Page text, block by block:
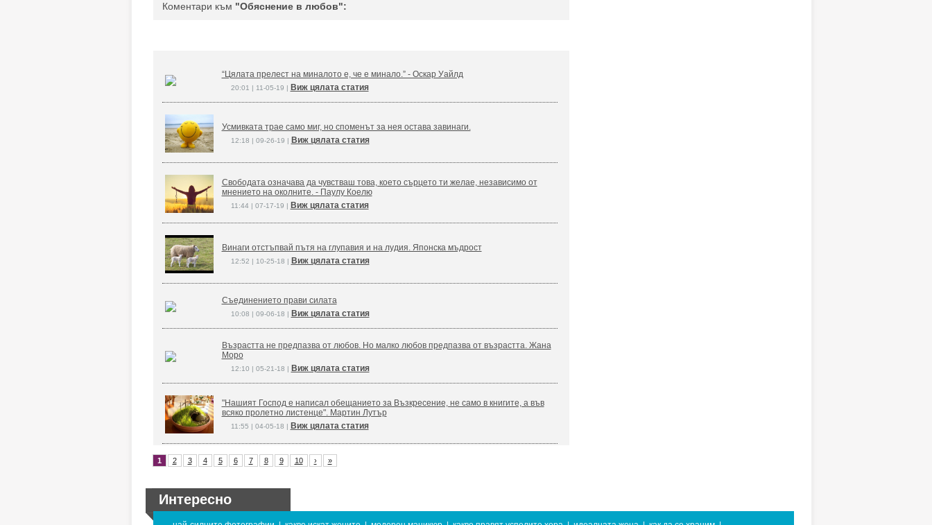
Коментари към "Обяснение в любов":
“Цялата прелест на миналото е, че е минало.” - Оскар Уайлд
20:01 | 11-05-19 | Виж цялата статия
Усмивката трае само миг, но споменът за нея остава завинаги.
12:18 | 09-26-19 | Виж цялата статия
Свободата означава да чувстваш това, което сърцето ти желае, независимо от
мнението на околните. - Паулу Коелю
11:44 | 07-17-19 | Виж цялата статия
Винаги отстъпвай пътя на глупавия и на лудия. Японска мъдрост
12:52 | 10-25-18 | Виж цялата статия
Съединението прави силата
10:08 | 09-06-18 | Виж цялата статия
Възрастта не предпазва от любов. Но малко любов предпазва от възрастта. Жана
Моро
12:10 | 05-21-18 | Виж цялата статия
"Нашият Господ е написал обещанието за Възкресение, не само в книгите, а във
всяко пролетно листенце". Мартин Лутър
11:55 | 04-05-18 | Виж цялата статия
1 2 3 4 5 6 7 8 9 10 › »
Интересно